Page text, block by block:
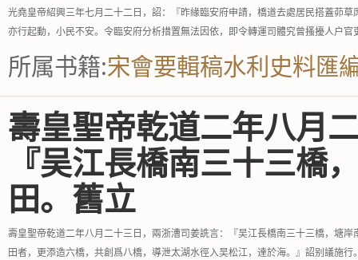
光堯皇帝紹興三年七月二十二日，詔：『昨緣臨安府申請，橋道去處居民搭蓋茆
亦行起動，小民不安。令臨安府分析措置無法因依，即令轉運司體究曾搔擾人户
所属书籍:宋會要輯稿水利史料匯
壽皇聖帝乾道二年八月
『吴江長橋南三十三橋
田。舊立
壽皇聖帝乾道二年八月二十三日，兩浙漕司姜詵言：『吴江長橋南三十三橋，塘
田者，更添造六橋，共創爲八橋，導泄太湖水徑入吴松江，達於海。』詔别議施行